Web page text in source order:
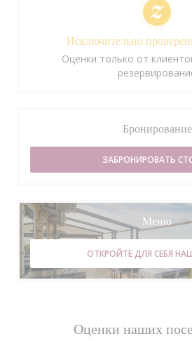
Оценки наших
Исключительно
Оценки только от
Бронирование
ЗАБРОНИРОВАТЬ
Меню
ОТКРОЙТЕ ДЛЯ СЕБЯ